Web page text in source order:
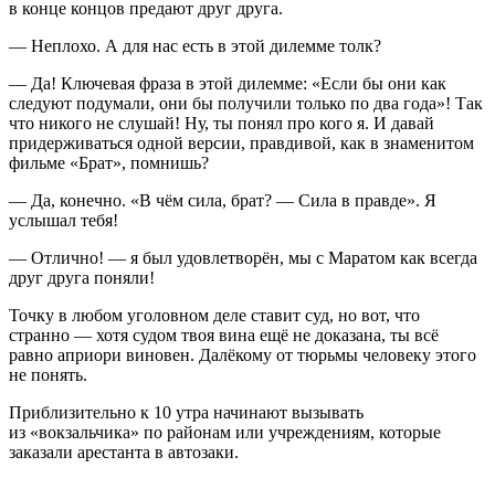
в конце концов предают друг друга.
— Неплохо. А для нас есть в этой дилемме толк?
— Да! Ключевая фраза в этой дилемме: «Если бы они как
следуют подумали, они бы получили только по два года»! Так
что никого не слушай! Ну, ты понял про кого я. И давай
придерживаться одной версии, правдивой, как в знаменитом
фильме «Брат», помнишь?
— Да, конечно. «В чём сила, брат? — Сила в правде». Я
услышал тебя!
— Отлично! — я был удовлетворён, мы с Маратом как всегда
друг друга поняли!
Точку в любом уголовном деле ставит суд, но вот, что
странно — хотя судом твоя вина ещё не доказана, ты всё
равно априори виновен. Далёкому от тюрьмы человеку этого
не понять.
Приблизительно к 10 утра начинают вызывать
из «вокзальчика» по районам или учреждениям, которые
заказали арестанта в автозаки.